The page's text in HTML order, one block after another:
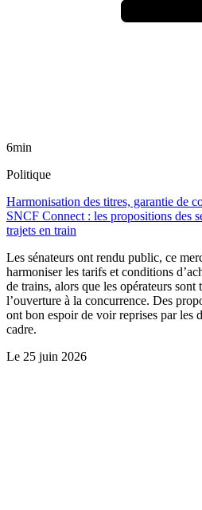
6min
Politique
Harmonisation des titres, garantie de
SNCF Connect : les propositions des
trajets en train
Les sénateurs ont rendu public, ce
harmoniser les tarifs et conditions
de trains, alors que les opérateurs
l’ouverture à la concurrence. Des
ont bon espoir de voir reprises par les
cadre.
Le 25 juin 2026